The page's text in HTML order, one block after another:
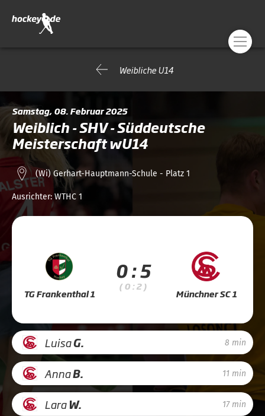
Weibliche U14
Samstag, 08. Februar 2025
Weiblich - SHV - Süddeutsche
Meisterschaft wU14
(Wi) Gerhart-Hauptmann-Schule - Platz 1
Ausrichter: WTHC 1
TG Frankenthal 1
0 : 5
( 0 : 2 )
Münchner SC 1
LuisaG. 8 min
AnnaB. 11 min
LaraW. 17 min